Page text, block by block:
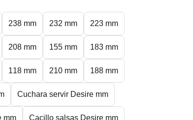
238 mm 232 mm 223 mm
208 mm 155 mm 183 mm
118 mm 210 mm 188 mm
Cuchara servir Desire mm
mm Cacillo salsas Desire mm